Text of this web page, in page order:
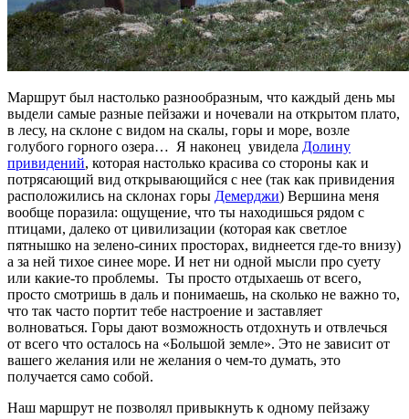
Маршрут был настолько разнообразным, что каждый день мы
выдели самые разные пейзажи и ночевали на открытом плато,
в лесу, на склоне с видом на скалы, горы и море, возле
голубого горного озера… Я наконец увидела Долину
привидений, которая настолько красива со стороны как и
потрясающий вид открывающийся с нее (так как привидения
расположились на склонах горы Демерджи) Вершина меня
вообще поразила: ощущение, что ты находишься рядом с
птицами, далеко от цивилизации (которая как светлое
пятнышко на зелено-синих просторах, виднеется где-то внизу)
а за ней тихое синее море. И нет ни одной мысли про суету
или какие-то проблемы. Ты просто отдыхаешь от всего,
просто смотришь в даль и понимаешь, на сколько не важно то,
что так часто портит тебе настроение и заставляет
волноваться. Горы дают возможность отдохнуть и отвлечься
от всего что осталось на «Большой земле». Это не зависит от
вашего желания или не желания о чем-то думать, это
получается само собой.
Наш маршрут не позволял привыкнуть к одному пейзажу